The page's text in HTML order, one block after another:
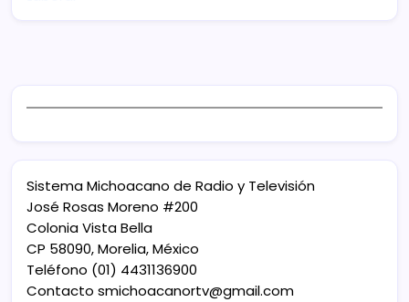
Sistema Michoacano de Radio y Televisión
José Rosas Moreno #200
Colonia Vista Bella
CP 58090, Morelia, México
Teléfono (01) 4431136900
Contacto smichoacanortv@gmail.com